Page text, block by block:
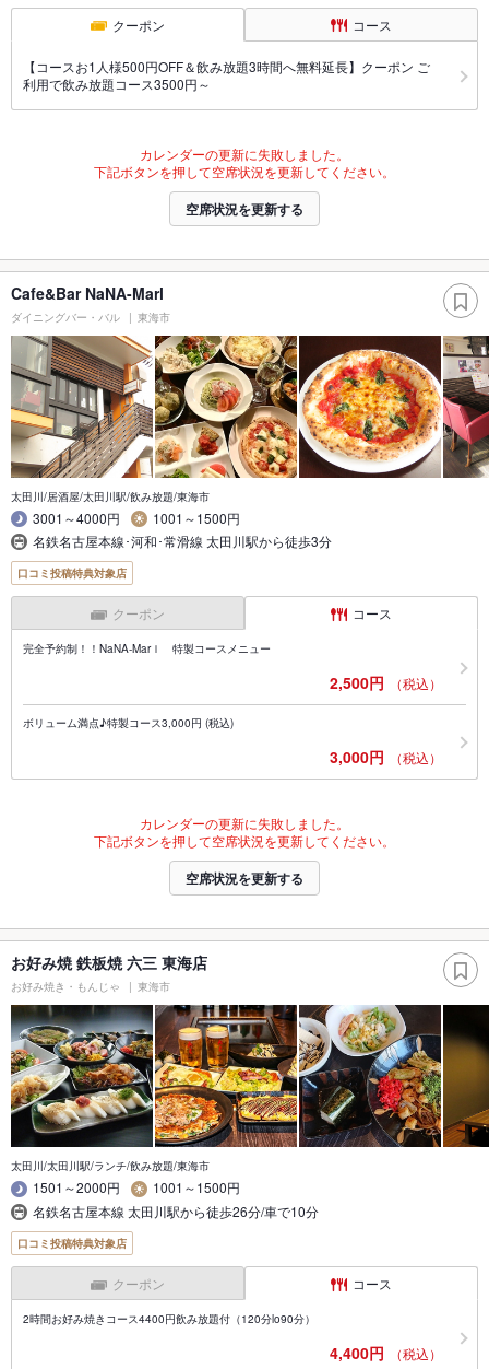
クーポン コース
【コースお1人様500円OFF＆飲み放題3時間へ無料延長】クーポン ご
利用で飲み放題コース3500円～
カレンダーの更新に失敗しました。
下記ボタンを押して空席状況を更新してください。
空席状況を更新する
Cafe&Bar NaNA-Marl
ダイニングバー・バル 東海市
太田川/居酒屋/太田川駅/飲み放題/東海市
3001～4000円
1001～1500円
名鉄名古屋本線･河和･常滑線 太田川駅から徒歩3分
口コミ投稿特典対象店
クーポン コース
完全予約制！！NaNA-Marｌ 特製コースメニュー
2,500円 （税込）
ボリューム満点♪特製コース3,000円 (税込)
3,000円 （税込）
カレンダーの更新に失敗しました。
下記ボタンを押して空席状況を更新してください。
空席状況を更新する
お好み焼 鉄板焼 六三 東海店
お好み焼き・もんじゃ 東海市
太田川/太田川駅/ランチ/飲み放題/東海市
1501～2000円
1001～1500円
名鉄名古屋本線 太田川駅から徒歩26分/車で10分
口コミ投稿特典対象店
クーポン コース
2時間お好み焼きコース4400円飲み放題付（120分lo90分）
4,400円 （税込）